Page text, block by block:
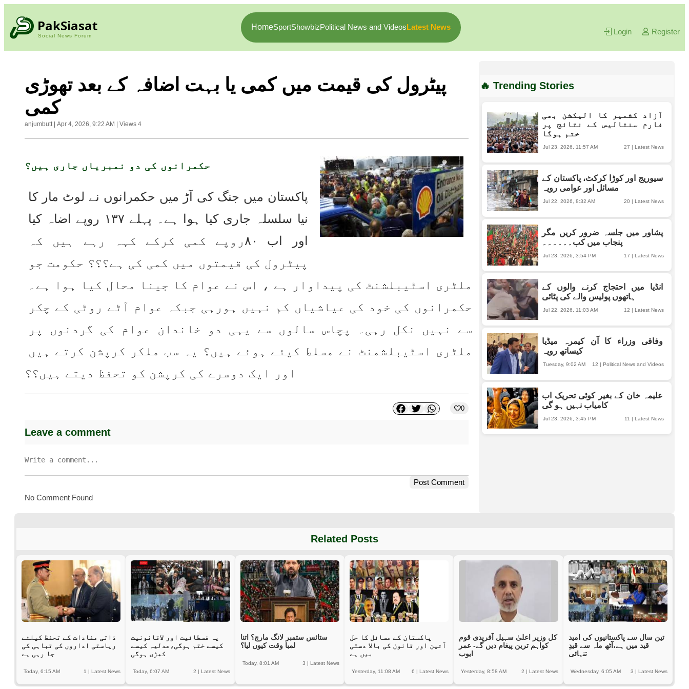
PakSiasat
Social News Forum
HomeSportShowbizPolitical News and VideosLatest News
Login Register
پیٹرول کی قیمت میں کمی یا بہت اضافہ کے بعد تھوڑی
کمی
anjumbutt| Apr 4, 2026, 9:22 AM Views 4
حکمرانوں کی دو نمبریاں جاری ہیں؟
اور ایک دوسرے کی کرپشن کو تحفظ دیتے ہیں؟؟
0
Leave a comment
Post Comment
No Comment Found
🔥 Trending Stories
آزاد کشمیر کا الیکشن بھی
فارم سنتالیس کے نتائج پر
ختم ہوگا
27 | Latest News
Jul 23, 2026, 11:57 AM
سیوریج اور کوڑا کرکٹ، پاکستان کے
مسائل اور عوامی رویہ
20 | Latest News
Jul 22, 2026, 8:32 AM
پشاور میں جلسہ ضرور کریں مگر
پنجاب میں کب۔۔۔۔۔۔
17 | Latest News
Jul 23, 2026, 3:54 PM
انڈیا میں احتجاج کرنے والوں کے
ہاتھوں پولیس والے کی پٹائی
12 | Latest News
Jul 22, 2026, 11:03 AM
وفاقی وزراء کا آن کیمرہ میڈیا
کیساتھ رویہ
12 | Political News and Videos
Tuesday, 9:02 AM
علیمہ خان کے بغیر کوئی تحریک اب
کامیاب نہیں ہو گی
11 | Latest News
Jul 23, 2026, 3:45 PM
Related Posts
ذاتی مفادات کے تحفظ کیلئے
ریاستی اداروں کی تباہی کی
جا رہی ہے
1 |Latest News
Today, 6:15 AM
یہ فسطائیت اور لاقانونیت
کیسے ختم ہوگی،عدلیہ کیسے
کھڑی ہوگی
2 | Latest News
Today, 6:07 AM
ستائس ستمبر لانگ مارچ؟ اتنا
لمبا وقت کیوں لیا؟
3 | Latest News
Today, 8:01 AM
پاکستان کے مسائل کا حل
آئین اور قانون کی بالا دستی
میں ہے
6 |Latest News
Yesterday, 11:08 AM
کل وزیر اعلیٰ سہیل آفریدی قوم
کواہم ترین پیغام دیں گے- عمر
ایوب
2 | Latest News
Yesterday, 8:58 AM
تین سال سے پاکستانیوں کی امید
قید میں ہے،آٹھ ماہ سے قیدِ
تنہائی
3 | Latest News
Wednesday, 6:05 AM